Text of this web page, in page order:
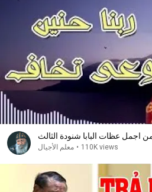
اجمل عظات البابا شنودة الثالث
معلم الأجيال • 110K views